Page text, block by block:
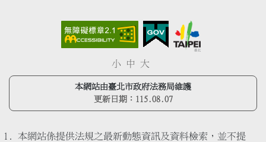
小 中 大
本網站由臺北市政府法務局維護
更新日期： 115.08.07
本網站係提供法規之最新動態資訊及資料檢索，並不提